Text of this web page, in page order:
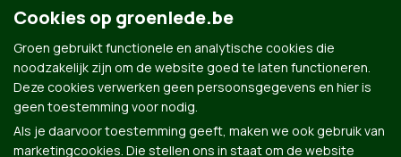
proactief wordt gewerkt tegen isolement.
onthaal nieuwe inwoners, speelstraten, goed
uitgeruste speelpleinen in de eigen buurt,
subsidies voor buurtinitiatieven.
Cookies op groenlede.be
Groen gebruikt functionele en analytische cookies die
noodzakelijk zijn om de website goed te laten functioneren.
Deze cookies verwerken geen persoonsgegevens en hier is
geen toestemming voor nodig.
Als je daarvoor toestemming geeft, maken we ook gebruik van
marketingcookies. Die stellen ons in staat om de website